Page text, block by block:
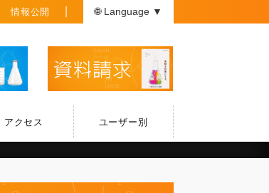
情報公開 🌐 Language ▼
アクセス ユーザー別